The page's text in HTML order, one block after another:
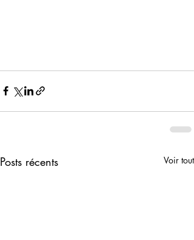
Posts récents Voir tout